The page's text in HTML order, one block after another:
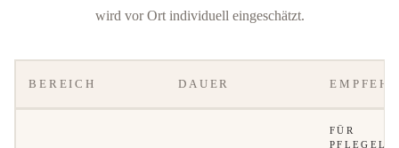
wird vor Ort individuell eingeschätzt.
BEREICH DAUER
FÜR